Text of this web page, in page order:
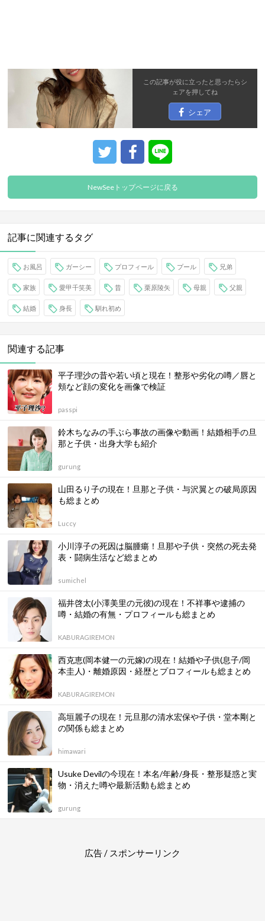
この記事が役に立ったと思ったらシ
ェアを押してね
シェア
NewSeeトップページに戻る
記事に関連するタグ
お風呂 ガーシー プロフィール プール 兄弟
家族 愛甲千笑美 昔 栗原陵矢 母親 父親
結婚 身長 馴れ初め
関連する記事
平子理沙の昔や若い頃と現在！整形や劣化の噂／唇と
頬など顔の変化を画像で検証
passpi
鈴木ちなみの手ぶら事故の画像や動画！結婚相手の旦
那と子供・出身大学も紹介
gurung
山田るり子の現在！旦那と子供・与沢翼との破局原因
も総まとめ
Luccy
小川淳子の死因は脳腫瘍！旦那や子供・突然の死去発
表・闘病生活など総まとめ
sumichel
福井啓太(小澤美里の元彼)の現在！不祥事や逮捕の
噂・結婚の有無・プロフィールも総まとめ
KABURAGIREMON
西克恵(岡本健一の元嫁)の現在！結婚や子供(息子/岡
本圭人)・離婚原因・経歴とプロフィールも総まとめ
KABURAGIREMON
高垣麗子の現在！元旦那の清水宏保や子供・堂本剛と
の関係も総まとめ
himawari
Usuke Devilの今現在！本名/年齢/身長・整形疑惑と実
物・消えた噂や最新活動も総まとめ
gurung
広告 / スポンサーリンク